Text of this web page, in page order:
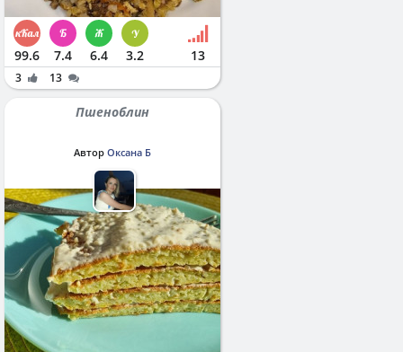
99.6 7.4 6.4 3.2 13
3 13
Пшеноблин
Автор Оксана Б